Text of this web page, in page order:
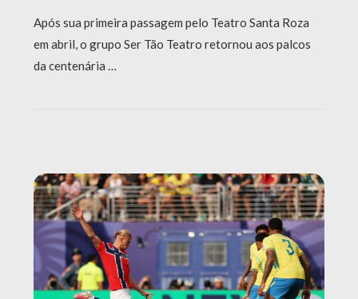
Após sua primeira passagem pelo Teatro Santa Roza
em abril, o grupo Ser Tão Teatro retornou aos palcos
da centenária …